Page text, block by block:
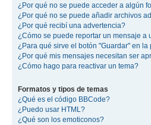
¿Por qué no se puede acceder a algún
¿Por qué no se puede añadir archivos
¿Por qué recibí una advertencia?
¿Cómo se puede reportar un mensaje a
¿Para qué sirve el botón "Guardar" en
¿Por qué mis mensajes necesitan ser
¿Cómo hago para reactivar un tema?
Formatos y tipos de temas
¿Qué es el código BBCode?
¿Puedo usar HTML?
¿Qué son los emoticonos?